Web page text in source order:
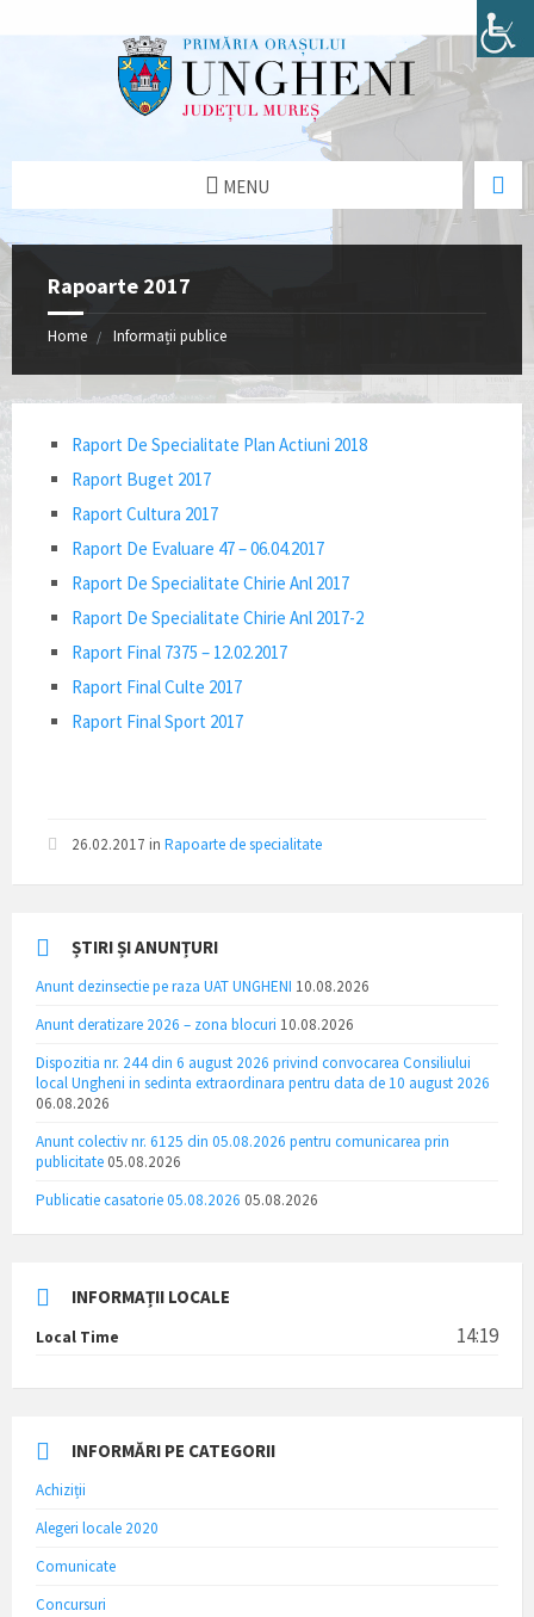
MENU
Rapoarte 2017
Home Informații publice
Raport De Specialitate Plan Actiuni 2018
Raport Buget 2017
Raport Cultura 2017
Raport De Evaluare 47 – 06.04.2017
Raport De Specialitate Chirie Anl 2017
Raport De Specialitate Chirie Anl 2017-2
Raport Final 7375 – 12.02.2017
Raport Final Culte 2017
Raport Final Sport 2017
26.02.2017 in Rapoarte de specialitate
ȘTIRI ȘI ANUNȚURI
Anunt dezinsectie pe raza UAT UNGHENI 10.08.2026
Anunt deratizare 2026 – zona blocuri 10.08.2026
Dispozitia nr. 244 din 6 august 2026 privind convocarea Consiliului
local Ungheni in sedinta extraordinara pentru data de 10 august 2026
06.08.2026
Anunt colectiv nr. 6125 din 05.08.2026 pentru comunicarea prin
publicitate 05.08.2026
Publicatie casatorie 05.08.2026 05.08.2026
INFORMAȚII LOCALE
Local Time 14:19
INFORMĂRI PE CATEGORII
Achiziții
Alegeri locale 2020
Comunicate
Concursuri